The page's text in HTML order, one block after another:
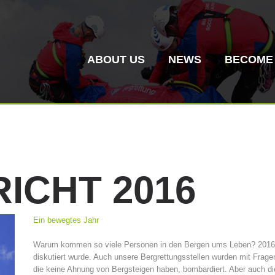
ABOUT US
Association History
NEWS
ITAT 4187 ITAT
2016
Ein bewegtes Jahr
Warum kommen so viele Personen in den Bergen ums Leben?
diskutiert wurde. Auch unsere Bergrettungsstellen wurden mit
die keine Ahnung von Bergsteigen haben, bombardiert. Aber auch